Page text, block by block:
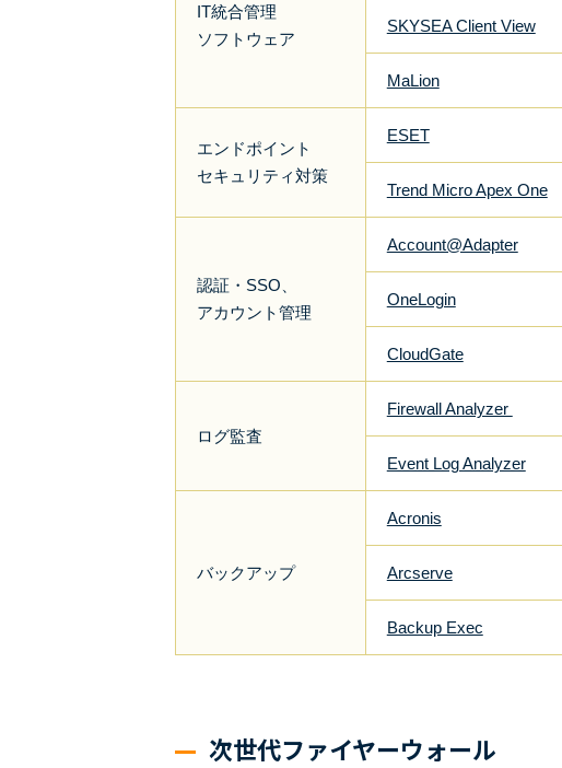
IT統合管理
ソフトウェア
SKYSEA Client View
MaLion
エンドポイント
セキュリティ対策
ESET
Trend Micro Apex One
認証・SSO、
アカウント管理
Account@Adapter
OneLogin
CloudGate
ログ監査
Firewall Analyzer
Event Log Analyzer
バックアップ
Acronis
Arcserve
Backup Exec
次世代ファイヤーウォール